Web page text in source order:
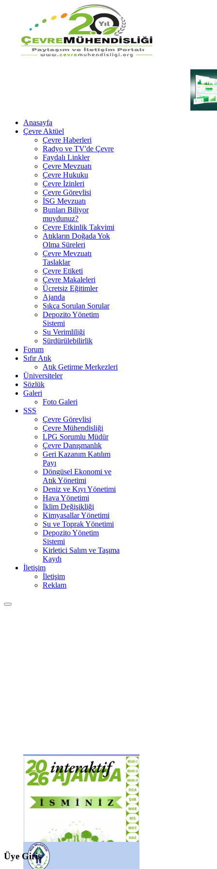
Anasayfa
Çevre Aktüel
Çevre Haberleri
Radyo ve TV'de Çevre
Faydalı Linkler
Çevre Mevzuatı
Çevre Hukuku
Çevre İzinleri
Çevre Görevlisi
İSG Mevzuatı
Bunları Biliyor
muydunuz?
Çevre Etkinlik Takvimi
Atıkların Doğada Yok
Olma Süreleri
Çevre Mevzuatı
Taslaklar
Çevre Etiketi
Çevre Makaleleri
Ücretsiz Eğitimler
Ajanda
Sıkça Sorulan Sorular
Depozito Yönetim
Sistemi
Su Verimliliği
Sürdürülebilirlik
Forum
Sıfır Atık
Atık Getirme Merkezleri
Üniversiteler
Sözlük
Galeri
Foto Galeri
SSS
Çevre Görevlisi
Çevre Mühendisliği
LPG Sorumlu Müdür
Çevre Danışmanlık
Geri Kazanım Katılım
Payı
Döngüsel Ekonomi ve
Atık Yönetimi
Deniz ve Kıyı Yönetimi
Hava Yönetimi
İklim Değişikliği
Kimyasallar Yönetimi
Su ve Toprak Yönetimi
Depozito Yönetim
Sistemi
Kirletici Salım ve Taşıma
Kaydı
İletişim
İletişim
Reklam
Üye Giriş